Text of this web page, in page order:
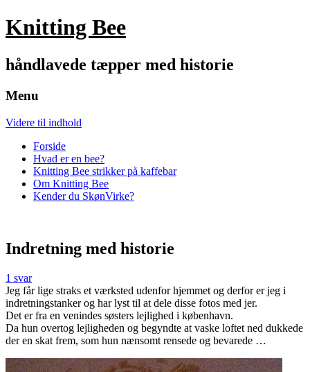
Knitting Bee
håndlavede tæpper med historie
Menu
Videre til indhold
Forside
Hvad er en bee?
Knitting Bee strikker på kaffebar
Om Knitting Bee
Kender du SkønVirke?
Indretning med historie
1 svar
Jeg får lige straks et værksted udenfor hjemmet og derfor er jeg i
indretningstanker og har lyst til at dele disse fotos med jer.
Det er fra en venindes søsters lejlighed i københavn.
Da hun overtog lejligheden og begyndte at vaske loftet ned dukkede
der en skat frem, som hun nænsomt rensede og bevarede …